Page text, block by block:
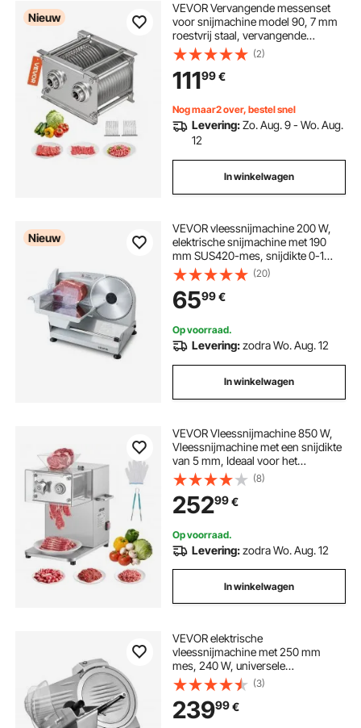
Nieuw
VEVOR Vervangende messenset
voor snijmachine model 90, 7 mm
roestvrij staal, vervangende
messen voor professionele
vleessnijmachines, kamvormige
messenset geschikt voor vlees
zonder bot en zachte groenten.
(2)
11199€
Nog maar2 over, bestel snel
Levering:Zo. Aug. 9 - Wo. Aug.
12
In winkelwagen
Nieuw
VEVOR vleessnijmachine 200 W,
elektrische snijmachine met 190
mm SUS420-mes, snijdikte 0-1
mm, universele snijmachine voor
bevroren vlees, ham, stokbrood en
biefstuk.
(20)
6599€
Op voorraad.
Levering:zodra Wo. Aug. 12
In winkelwagen
VEVOR Vleessnijmachine 850 W,
Vleessnijmachine met een snijdikte
van 5 mm, Ideaal voor het
versnipperen van vlees zonder bot
en zachte groenten, Snijmachine
voor keuken, restaurant en
supermarkt
(8)
25299€
Op voorraad.
Levering:zodra Wo. Aug. 12
In winkelwagen
VEVOR elektrische
vleessnijmachine met 250 mm
mes, 240 W, universele
vleessnijmachine met
geïntegreerde slijper en instelbare
snijdikte van 0-12 mm, voor
bevroren vlees en ham.
(3)
23999€